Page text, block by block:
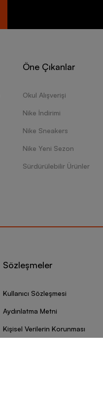
Öne Çıkanlar
Okul Alışverişi
Nike İndirimi
Nike Sneakers
Nike Yeni Sezon
Sürdürülebilir Ürünler
Sözleşmeler
Kullanıcı Sözleşmesi
Aydınlatma Metni
Kişisel Verilerin Korunması